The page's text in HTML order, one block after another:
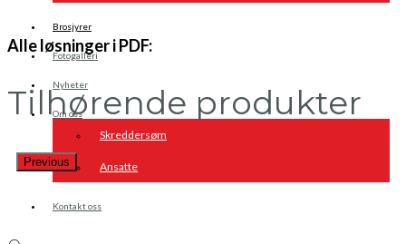
Brosjyrer
Fotogalleri
Nyheter
Om oss
Skreddersøm
Ansatte
Kontakt oss
Alle løsninger i PDF:
Tilhørende produkter
Previous